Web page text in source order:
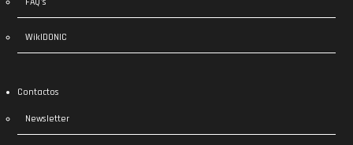
WikIDONIC
Contactos
Newsletter